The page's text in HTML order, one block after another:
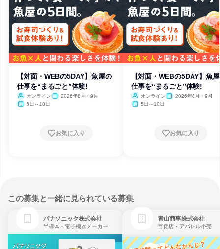
【対面・WEBの5DAY】魚屋の
仕事を“まるごと”体験!
オンライン
2026年8月・9月
5日～10日
お気に入り
【対面・WEBの5DAY】魚
仕事を“まるごと”体験!
オンライン
2026年8月・9月
5日～10日
お気に入り
この募集と一緒に見られている募集
パナソニック株式会社
半導体・電子機器メーカー
青山商事株式会社
百貨店・アパレル小売